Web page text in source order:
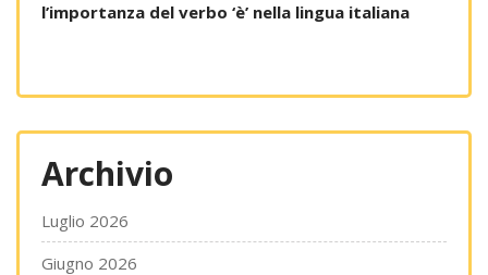
l’importanza del verbo ‘è’ nella lingua italiana
Archivio
Luglio 2026
Giugno 2026